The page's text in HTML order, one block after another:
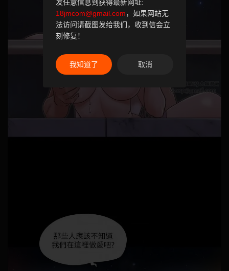
发任意信息到获得最新网址:
18jmcom@gmail.com，如果网站无
法访问请截图发给我们，收到信会立
刻修复！
我知道了 取消